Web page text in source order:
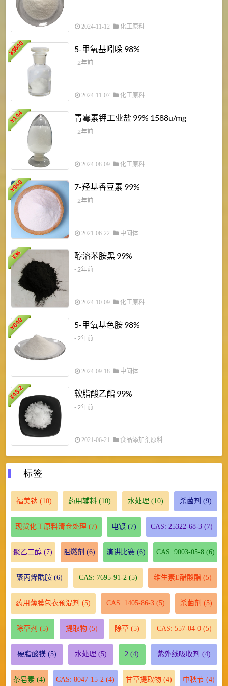
2024-11-12 化工原料
¥
3840 5-甲氧基吲哚 98%
- 2年前
2024-11-07 化工原料
¥
144 青霉素钾工业盐 99% 1588u/mg
- 2年前
2024-08-09 化工原料
¥
960 7-羟基香豆素 99%
- 2年前
2021-06-22 中间体
¥
36 醇溶苯胺黑 99%
- 2年前
2024-10-09 化工原料
¥
840 5-甲氧基色胺 98%
- 2年前
2024-09-18 中间体
¥
43.2 软脂酸乙酯 99%
- 2年前
2021-06-21 食品添加剂原料
标签
福美钠 (10) 药用辅料 (10) 水处理 (10) 杀菌剂 (9)
现货化工原料清仓处理 (7) 电镀 (7) CAS: 25322-68-3 (7)
聚乙二醇 (7) 阻燃剂 (6) 演讲比赛(6) CAS: 9003-05-8(6)
聚丙烯酰胺(6) CAS: 7695-91-2 (5) 维生素E醋酸酯 (5)
药用薄膜包衣预混剂 (5) CAS: 1405-86-3(5) 杀菌剂 (5)
除草剂 (5) 提取物(5) 除草 (5) CAS: 557-04-0(5)
硬脂酸镁(5) 水处理 (5) 2 (4) 紫外线吸收剂 (4)
茶皂素 (4) CAS: 8047-15-2 (4) 甘草提取物(4) 中秋节(4)